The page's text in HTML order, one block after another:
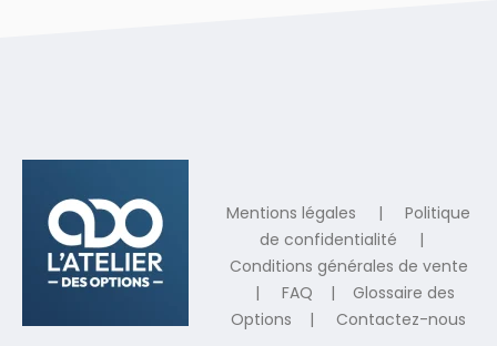
Mentions légales | Politique
de confidentialité |
Conditions générales de vente
| FAQ | Glossaire des
Options | Contactez-nous